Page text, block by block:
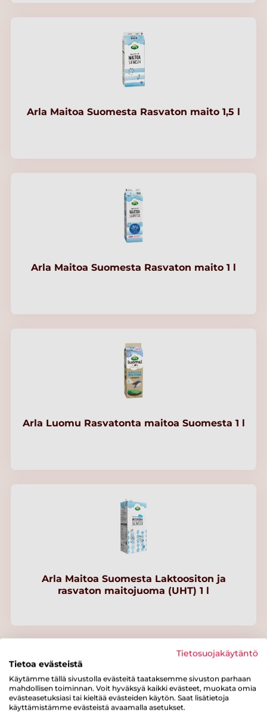
Arla Maitoa Suomesta Rasvaton maito 1,5 l
Arla Maitoa Suomesta Rasvaton maito 1 l
Arla Luomu Rasvatonta maitoa Suomesta 1 l
Arla Maitoa Suomesta Laktoositon ja
rasvaton maitojuoma (UHT) 1 l
Tietosuojakäytäntö
Tietoa evästeistä
Käytämme tällä sivustolla evästeitä taataksemme sivuston parhaan
mahdollisen toiminnan. Voit hyväksyä kaikki evästeet, muokata omia
evästeasetuksiasi tai kieltää evästeiden käytön. Saat lisätietoja
käyttämistämme evästeistä avaamalla asetukset.